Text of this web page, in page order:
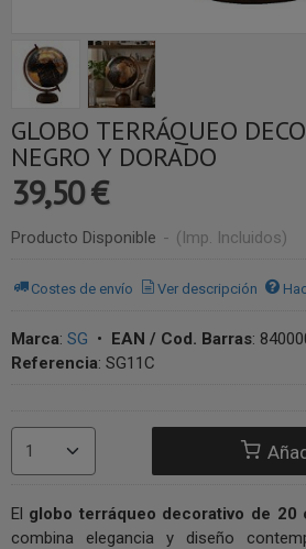
GLOBO TERRÁQUEO
NEGRO Y DORADO
39,50 €
Producto Disponible - (Imp. Incluidos)
Costes de envío Ver descripción
Marca: SG • EAN / Cod. Barras:
Referencia: SG11C
El globo terráqueo decorativo de 20
combina elegancia y diseño